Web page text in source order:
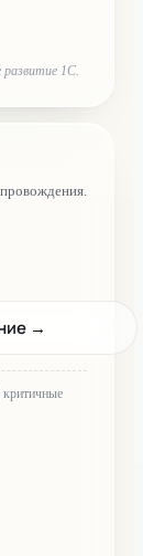
1С.
→
критичные